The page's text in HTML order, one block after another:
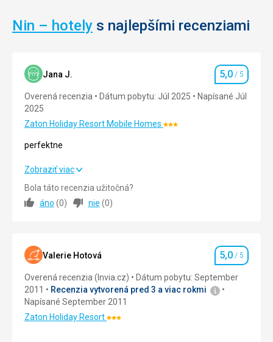
Nin – hotely s najlepšími recenziami
Jana J. Hodnotenie
5,0 / 5
Overená recenzia Dátum pobytu: Júl 2025
Napísané Júl
2025
Zaton Holiday Resort Mobile HomesHodnotenie:
perfektne
perfektne
Strava
Služby 5,0/ 5
Cena
Zobraziť viac
Bola táto recenzia užitočná?
áno (0) nie (0)
Valerie Hotová Hodnotenie
5,0 / 5
Overená recenzia (Invia.cz)
Dátum pobytu: September
2011
Recenzia vytvorená pred 3 a viac rokmi
Napísané September 2011
Zaton Holiday ResortHodnotenie: